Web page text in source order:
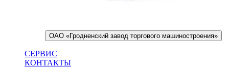
ОАО «Гродненский завод торгового машиностроения»
СЕРВИС
КОНТАКТЫ